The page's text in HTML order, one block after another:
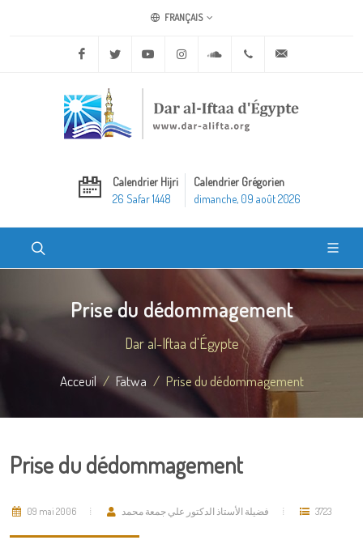
FRANÇAIS
Facebook Twitter Youtube Instagram Soundcloud+20 2 25970400
Calendrier Hijri
26 Safar 1448
Calendrier Grégorien
dimanche, 09 août 2026
Prise du dédommagement
Dar al-Iftaa d'Égypte
Acceuil Fatwa Prise du dédommagement
Prise du dédommagement
09 mai 2006 فضيلة الأستاذ الدكتور علي جمعة محمد 3723